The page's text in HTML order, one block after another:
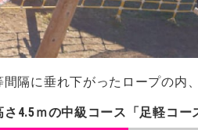
間隔に垂れ下がったロープの内
さ4.5ｍの中級コース「足軽コー